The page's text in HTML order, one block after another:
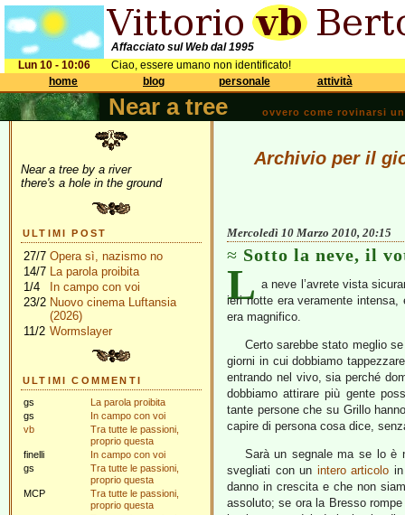
Affacciato sul Web dal 1995
Lun 10 - 10:06
Ciao, essere umano non identificato!
home
blog personale attività
Near a tree ovvero come rovinarsi
Near a tree by a river
there's a hole in the ground
ULTIMI POST
27/7 Opera sì, nazismo no
14/7 La parola proibita
1/4
In campo con voi
23/2 Nuovo cinema Luftansia
(2026)
11/2 Wormslayer
ULTIMI COMMENTI
gs
La parola proibita
gs
In campo con voi
vb
Tra tutte le passioni,
proprio questa
finelli
In campo con voi
gs
Tra tutte le passioni,
proprio questa
MCP
Tra tutte le passioni,
proprio questa
Archivio per il
Mercoledì 10 Marzo 2010, 20:15
Sotto la neve, il
L a neve l’avrete vista
ieri notte era veramente
era magnifico.
Certo sarebbe stato meglio
giorni in cui dobbiamo
entrando nel vivo, sia perché
dobbiamo attirare più gente
tante persone che su Grillo
capire di persona cosa dice,
Sarà un segnale ma se lo è
svegliati con un intero articolo
danno in crescita e che non
assoluto; se ora la Bresso